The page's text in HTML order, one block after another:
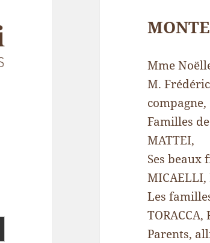
Mme
M.
compagne,
Familles
MATTEI,
Ses beaux
MICAELLI,
Les
Parents,